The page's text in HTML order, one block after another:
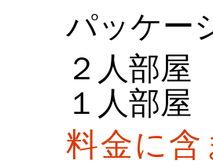
パッケー
２人部
１人部
料金に